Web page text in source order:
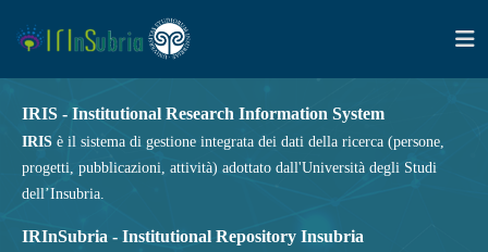
IRIS - Institutional Research Information System
IRIS è il sistema di gestione integrata dei dati della ricerca (persone,
progetti, pubblicazioni, attività) adottato dall'Università degli Studi
dell’Insubria.
IRInSubria - Institutional Repository Insubria